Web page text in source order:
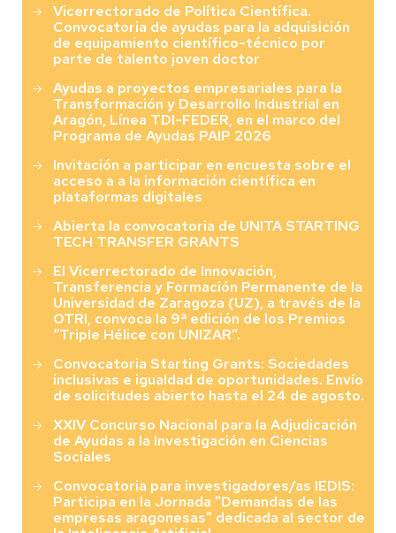
Vicerrectorado de Política Científica.
Convocatoria de ayudas para la adquisición
de equipamiento científico-técnico por
parte de talento joven doctor
Ayudas a proyectos empresariales para la
Transformación y Desarrollo Industrial en
Aragón, Línea TDI-FEDER, en el marco del
Programa de Ayudas PAIP 2026
Invitación a participar en encuesta sobre el
acceso a a la información científica en
plataformas digitales
Abierta la convocatoria de UNITA STARTING
TECH TRANSFER GRANTS
El Vicerrectorado de Innovación,
Transferencia y Formación Permanente de la
Universidad de Zaragoza (UZ), a través de la
OTRI, convoca la 9ª edición de los Premios
“Triple Hélice con UNIZAR”.
Convocatoria Starting Grants: Sociedades
inclusivas e igualdad de oportunidades. Envío
de solicitudes abierto hasta el 24 de agosto.
XXIV Concurso Nacional para la Adjudicación
de Ayudas a la Investigación en Ciencias
Sociales
Convocatoria para investigadores/as IEDIS:
Participa en la Jornada "Demandas de las
empresas aragonesas" dedicada al sector de